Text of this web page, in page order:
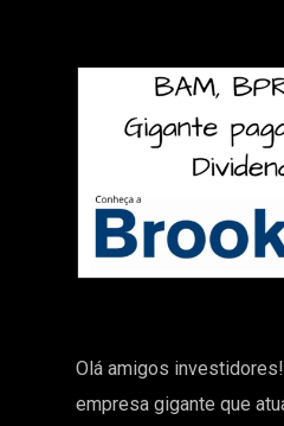
Olá amigos
empresa gigante que